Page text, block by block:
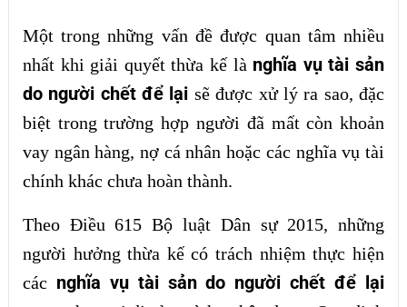
Một trong những vấn đề được quan tâm nhiều
nhất khi giải quyết thừa kế là nghĩa vụ tài sản
do người chết để lại sẽ được xử lý ra sao, đặc
biệt trong trường hợp người đã mất còn khoản
vay ngân hàng, nợ cá nhân hoặc các nghĩa vụ tài
chính khác chưa hoàn thành.
Theo Điều 615 Bộ luật Dân sự 2015, những
người hưởng thừa kế có trách nhiệm thực hiện
các nghĩa vụ tài sản do người chết để lại